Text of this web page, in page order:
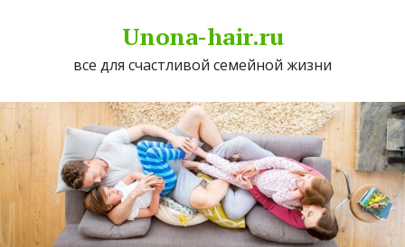
Unona-hair.ru
все для счастливой семейной жизни